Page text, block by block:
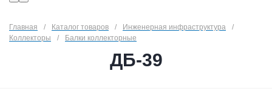
Главная / Каталог товаров / Инженерная инфраструктура
/
Коллекторы
/ Балки коллекторные
ДБ-39